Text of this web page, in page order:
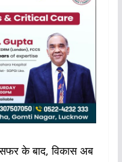
के बाद, विकास अब